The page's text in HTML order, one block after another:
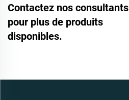
Contactez nos consultants
pour plus de produits
disponibles.